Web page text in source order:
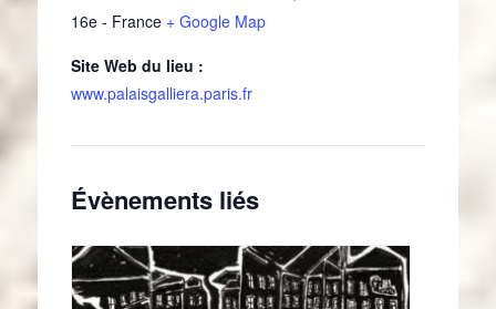
16e - France + Google Map
Site Web du lieu :
www.palaisgalliera.paris.fr
Évènements liés